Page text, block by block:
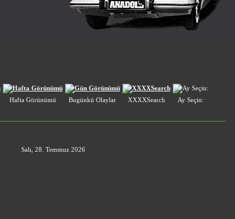
Hafta Görünümü Bugünkü Olaylar XXXXSearch Ay Seçin:
Salı, 28. Temmuz 2026